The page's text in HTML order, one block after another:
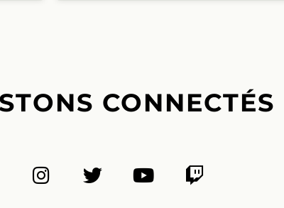
CONNECTÉS